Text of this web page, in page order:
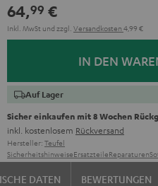
64,99 €
Inkl. MwSt und zzgl. Versandkosten 4,99 €
IN DEN
Auf Lager
Sicher einkaufen mit 8 Wochen
inkl. kostenlosem Rückversand
Hersteller: Teufel
SicherheitshinweiseErsatzteileReparaturen
DATEN BEWERTUNGEN